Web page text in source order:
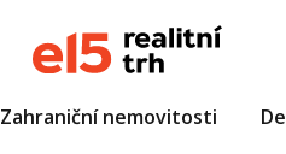
Zahraniční nemovitosti